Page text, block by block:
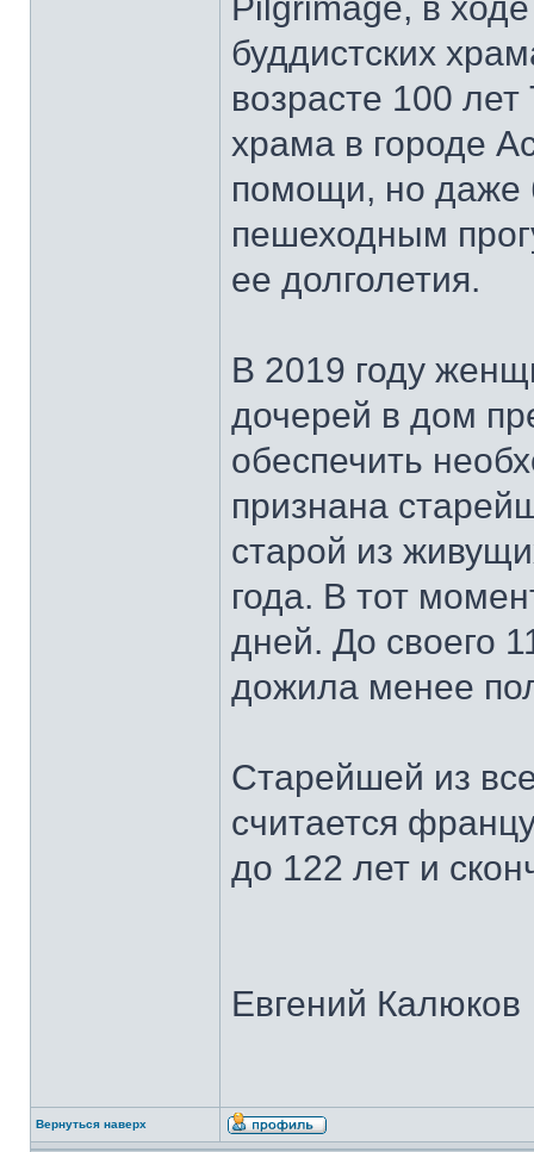
буддистских
возрасте 100
храма в городе
помощи, но даже
пешеходным
ее долголетия.
В 2019 году
дочерей в дом
обеспечить
признана
старой из
года. В тот
дней. До своего
дожила менее
Старейшей из
считается
до 122 лет и
Евгений Калюков
Вернуться наверх